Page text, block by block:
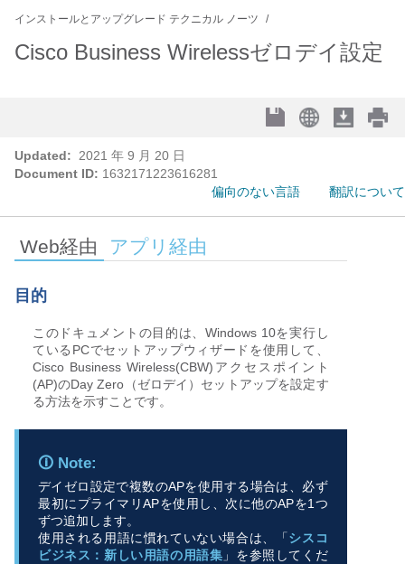
インストールとアップグレード テクニカル ノーツ
Cisco Business Wirelessゼロデイ設定
Updated:
2021 年 9 月 20 日
Document ID: 1632171223616281
偏向のない言語
翻訳について
Web経由 アプリ経由
目的
このドキュメントの目的は、Windows 10を実行し
ているPCでセットアップウィザードを使用して、
Cisco Business Wireless(CBW)アクセスポイント
(AP)のDay Zero（ゼロデイ）セットアップを設定す
る方法を示すことです。
デイゼロ設定で複数のAPを使用する場合は、必ず
最初にプライマリAPを使用し、次に他のAPを1つ
ずつ追加します。
使用される用語に慣れていない場合は、「シスコ
ビジネス：新しい用語の用語集 」を参照してくだ